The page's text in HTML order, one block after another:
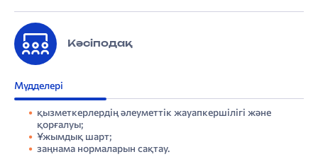
Кәсіподақ
Мүдделері
қызметкерлердің әлеуметтік жауапкершілігі және
қорғалуы;
Ұжымдық шарт;
заңнама нормаларын сақтау.